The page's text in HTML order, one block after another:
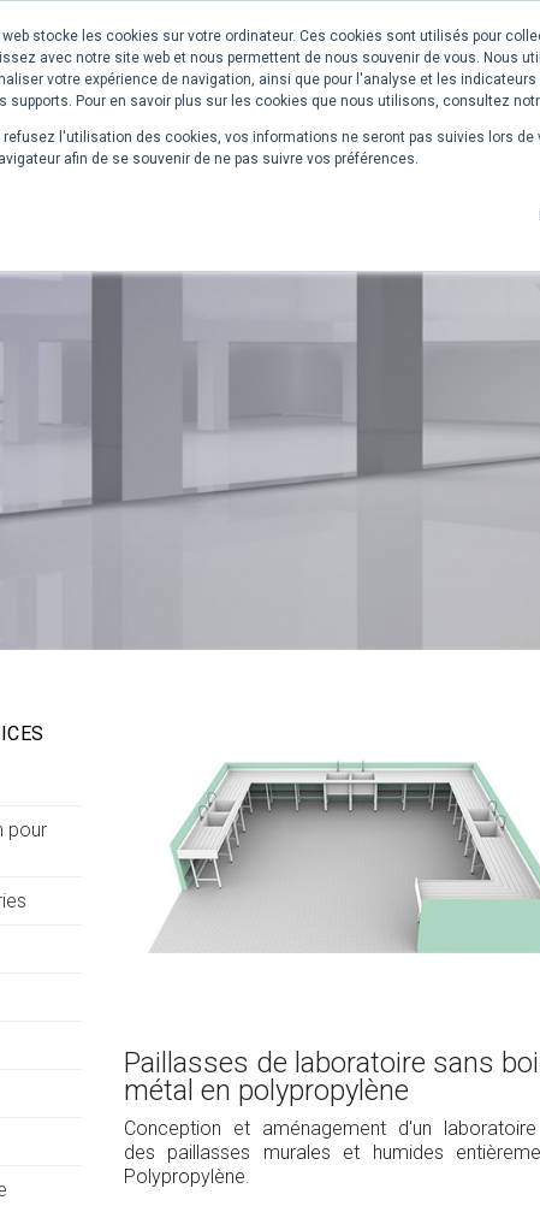
stocke les cookies sur votre ordinateur. Ces cookies sont utilisés pour
avec notre site web et nous permettent de nous souvenir de vous. Nous
votre expérience de navigation, ainsi que pour l'analyse et les
supports. Pour en savoir plus sur les cookies que nous utilisons, consultez
refusez l'utilisation des cookies, vos informations ne seront pas suivies lors
afin de se souvenir de ne pas suivre vos préférences.
L'ENTREPRISE PRODUITS
de laboratoire
pour
Paillasses de laboratoire sans
métal en polypropylène
Conception et aménagement d'un
des paillasses murales et humides
Polypropylène.